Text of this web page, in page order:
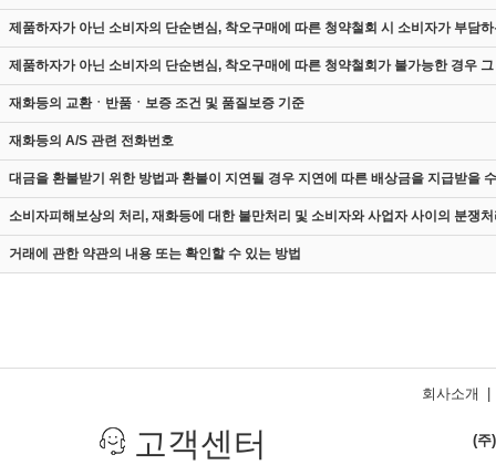
제품하자가 아닌 소비자의 단순변심, 착오구매에 따른 청약철회 시 소비자가 부담
제품하자가 아닌 소비자의 단순변심, 착오구매에 따른 청약철회가 불가능한 경우
재화등의 교환ㆍ반품ㆍ보증 조건 및 품질보증 기준
재화등의 A/S 관련 전화번호
대금을 환불받기 위한 방법과 환불이 지연될 경우 지연에 따른 배상금을 지급받을
소비자피해보상의 처리, 재화등에 대한 불만처리 및 소비자와 사업자 사이의 분쟁
거래에 관한 약관의 내용 또는 확인할 수 있는 방법
회사소개
고객센터 (주